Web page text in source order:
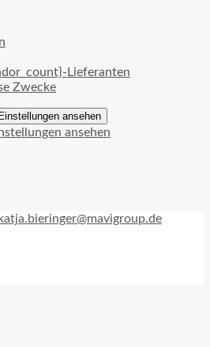
Lieferanten
Zwecke
Einstellungen ansehen
ansehen
katja.bieringer@mavigroup.de